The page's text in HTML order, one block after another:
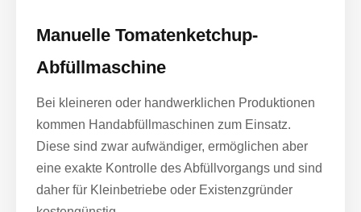
Manuelle Tomatenketchup-
Abfüllmaschine
Bei kleineren oder handwerklichen Produktionen
kommen Handabfüllmaschinen zum Einsatz.
Diese sind zwar aufwändiger, ermöglichen aber
eine exakte Kontrolle des Abfüllvorgangs und sind
daher für Kleinbetriebe oder Existenzgründer